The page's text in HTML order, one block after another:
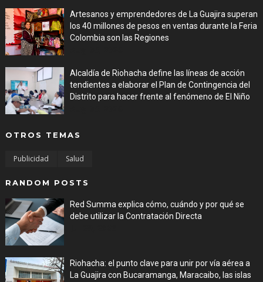
Artesanos y emprendedores de La Guajira superan
los 40 millones de pesos en ventas durante la Feria
Colombia son las Regiones
Alcaldía de Riohacha define las líneas de acción
tendientes a elaborar el Plan de Contingencia del
Distrito para hacer frente al fenómeno de El Niño
OTROS TEMAS
Publicidad Salud
RANDOM POSTS
Red Summa explica cómo, cuándo y por qué se
debe utilizar la Contratación Directa
Riohacha: el punto clave para unir por vía aérea a
La Guajira con Bucaramanga, Maracaibo, las islas